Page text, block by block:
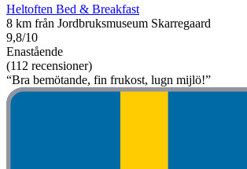
Heltoften Bed & Breakfast
8 km från Jordbruksmuseum Skarregaard
9,8/10
Enastående
(112 recensioner)
“Bra bemötande, fin frukost, lugn mijlö!”